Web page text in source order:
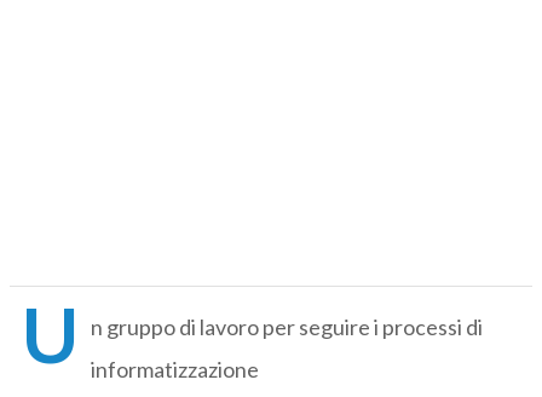
U
n gruppo di lavoro per seguire i processi di
informatizzazione